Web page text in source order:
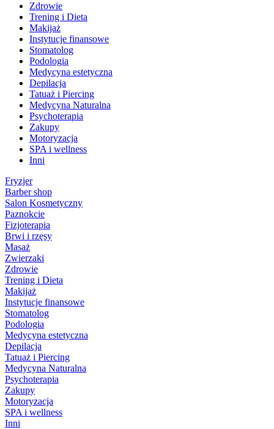
Zdrowie
Trening i Dieta
Makijaż
Instytucje finansowe
Stomatolog
Podologia
Medycyna estetyczna
Depilacja
Tatuaż i Piercing
Medycyna Naturalna
Psychoterapia
Zakupy
Motoryzacja
SPA i wellness
Inni
Fryzjer
Barber shop
Salon Kosmetyczny
Paznokcie
Fizjoterapia
Brwi i rzęsy
Masaż
Zwierzaki
Zdrowie
Trening i Dieta
Makijaż
Instytucje finansowe
Stomatolog
Podologia
Medycyna estetyczna
Depilacja
Tatuaż i Piercing
Medycyna Naturalna
Psychoterapia
Zakupy
Motoryzacja
SPA i wellness
Inni